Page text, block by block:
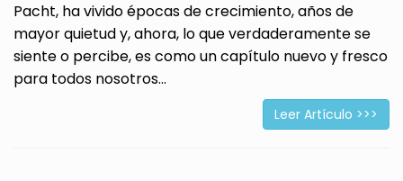
Pacht, ha vivido épocas de crecimiento, años de
mayor quietud y, ahora, lo que verdaderamente se
siente o percibe, es como un capítulo nuevo y fresco
para todos nosotros...
Leer Artículo >>>